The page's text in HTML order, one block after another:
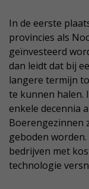
In de eerste
provincies als
geïnvesteerd
dan leidt dat bij
langere termijn
te kunnen halen.
enkele decennia
Boerengezinnen
geboden
bedrijven met
technologie